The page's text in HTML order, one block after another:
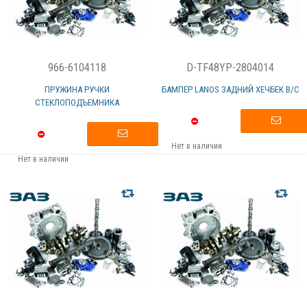
966-6104118
ПРУЖИНА РУЧКИ
СТЕКЛОПОДЪЕМНИКА
Нет в наличии
D-TF48YP-2804014
БАМПЕР LANOS ЗАДНИЙ ХЕЧБЕК В/С
Нет в наличии